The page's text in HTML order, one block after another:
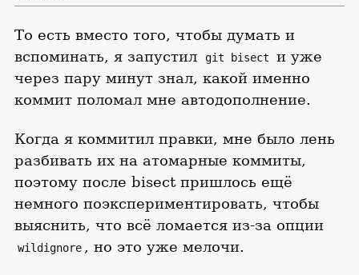
То есть вместо того, чтобы думать и
вспоминать, я запустил
git bisect
и уже
через пару минут знал, какой именно
коммит поломал мне автодополнение.
Когда я коммитил правки, мне было лень
разбивать их на атомарные коммиты,
поэтому после bisect пришлось ещё
немного поэкспериментировать, чтобы
выяснить, что всё ломается из-за опции
wildignore , но это уже мелочи.